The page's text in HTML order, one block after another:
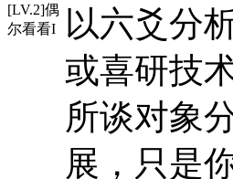
[LV.2]偶
尔看看I
以六爻分
或喜研技
所谈对象
展，只是